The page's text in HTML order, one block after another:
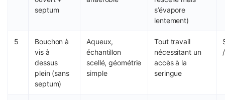
septum
s’évapore
lentement)
5
Bouchon à
vis à
dessus
plein (sans
septum)
Aqueux,
échantillon
scellé, géométrie
simple
Tout travail
nécessitant un
accès à la
seringue